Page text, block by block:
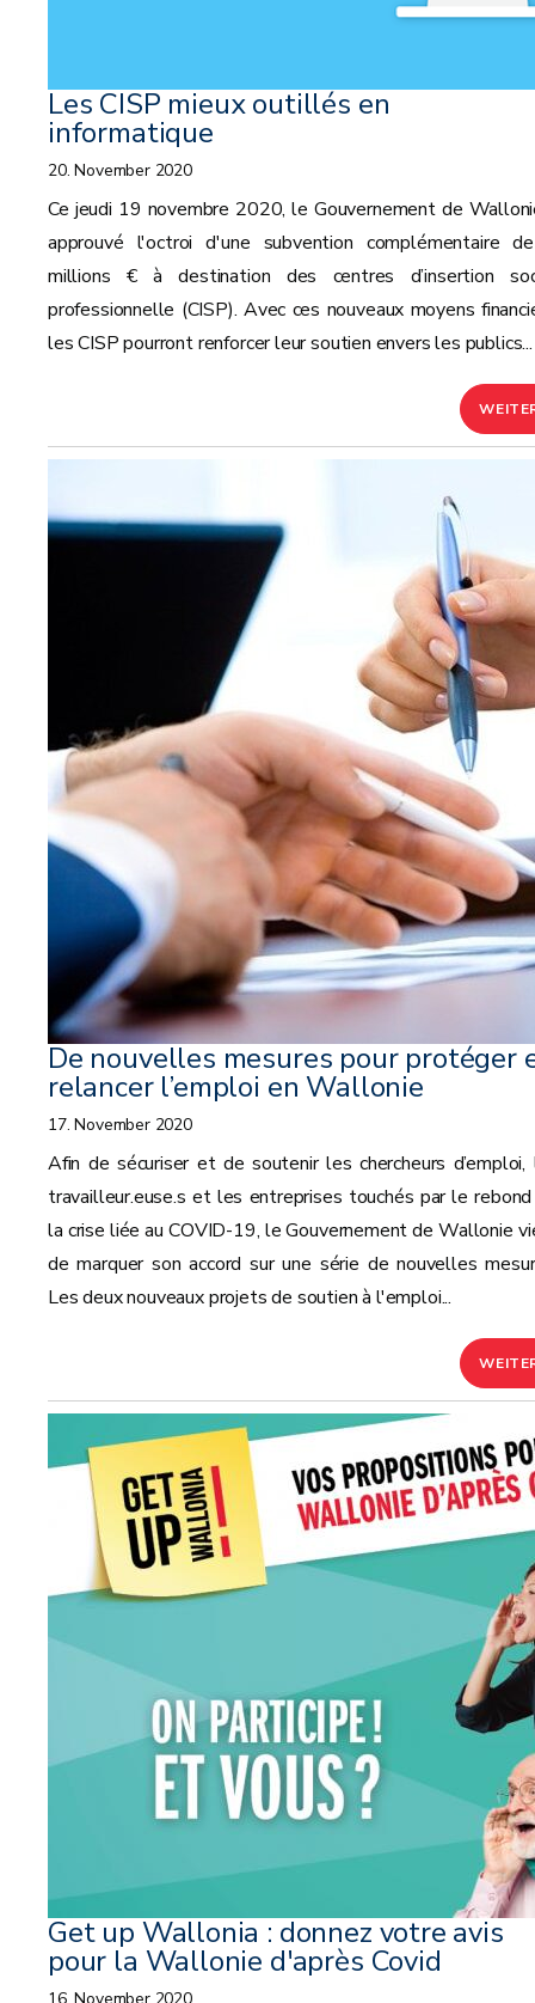
Les CISP mieux outillés en
informatique
20. November 2020
Ce jeudi 19 novembre 2020, le Gouvernement de
approuvé l'octroi d'une subvention complémentaire
millions € à destination des centres d’insertion
professionnelle (CISP). Avec ces nouveaux moyens
les CISP pourront renforcer leur soutien envers les publics...
De nouvelles mesures pour protéger
relancer l’emploi en Wallonie
17. November 2020
Afin de sécuriser et de soutenir les chercheurs d’emploi,
travailleur.euse.s et les entreprises touchés par le
la crise liée au COVID-19, le Gouvernement de Wallonie
de marquer son accord sur une série de nouvelles
Les deux nouveaux projets de soutien à l'emploi...
Get up Wallonia : donnez votre avis
pour la Wallonie d'après Covid